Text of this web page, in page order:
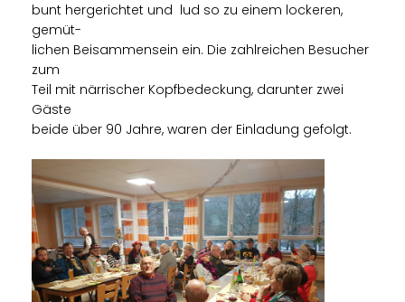
bunt hergerichtet und lud so zu einem lockeren,
gemüt-
lichen Beisammensein ein. Die zahlreichen Besucher
zum
Teil mit närrischer Kopfbedeckung, darunter zwei
Gäste
beide über 90 Jahre, waren der Einladung gefolgt.